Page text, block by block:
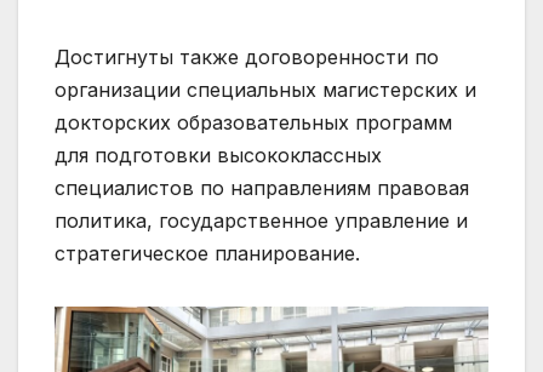
Достигнуты также договоренности по
организации специальных магистерских и
докторских образовательных программ
для подготовки высококлассных
специалистов по направлениям правовая
политика, государственное управление и
стратегическое планирование.